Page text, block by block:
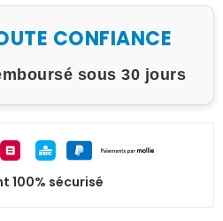
CONFIANCE
sous 30 jours
100% sécurisé